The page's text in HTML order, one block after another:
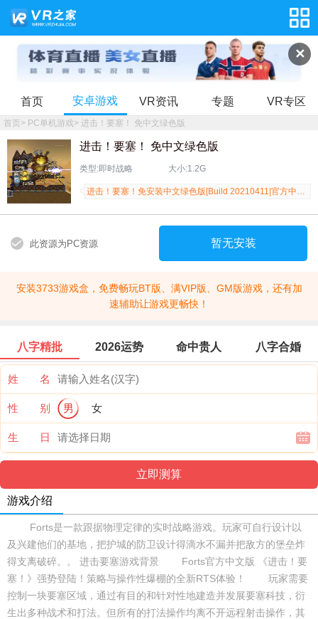
✕
首页 安卓游戏 VR资讯 专题 VR专区
首页> PC单机游戏> 进击！要塞！ 免中文绿色版
进击！要塞！ 免中文绿色版
类型:即时战略 大小:1.2G
此资源为PC资源 暂无安装
安装3733游戏盒，免费畅玩BT版、满VIP版、GM版游戏，还有加
速辅助让游戏更畅快！
八字精批 2026运势 命中贵人 八字合婚
姓 名
性 别 男 女
生 日
游戏介绍
Forts是一款跟据物理定律的实时战略游戏。玩家可自行设计以
及兴建他们的基地，把护城的防卫设计得滴水不漏并把敌方的堡垒炸
得支离破碎。。 进击要塞游戏背景 Forts官方中文版 《进击！要
塞！》强势登陆！策略与操作性爆棚的全新RTS体验！ 玩家需要
控制一块要塞区域，通过有目的和针对性地建造并发展要塞科技，衍
生出多种战术和打法。但所有的打法操作均离不开远程射击操作，其